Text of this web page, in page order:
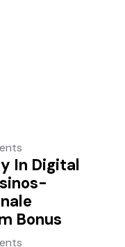
In Digital
Bonus